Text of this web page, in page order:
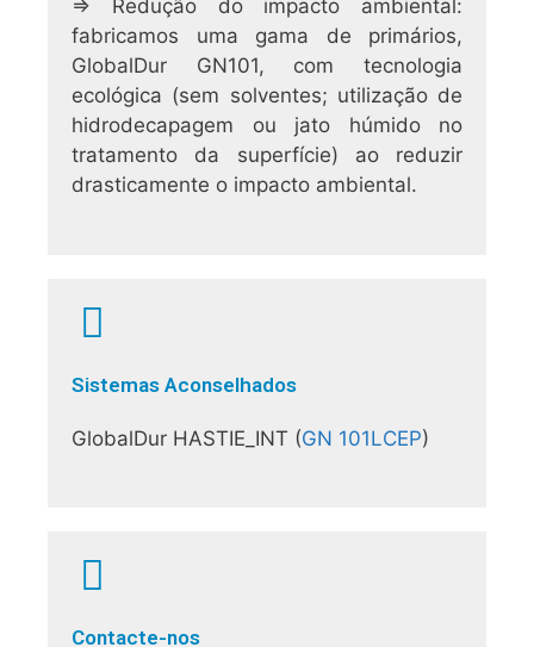
⇒ Redução do impacto ambiental:
fabricamos uma gama de primários,
GlobalDur GN101, com tecnologia
ecológica (sem solventes; utilização de
hidrodecapagem ou jato húmido no
tratamento da superfície) ao reduzir
drasticamente o impacto ambiental.
Sistemas Aconselhados
GlobalDur HASTIE_INT (GN 101LCEP)
Contacte-nos